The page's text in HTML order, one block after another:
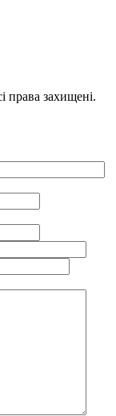
права захищені.